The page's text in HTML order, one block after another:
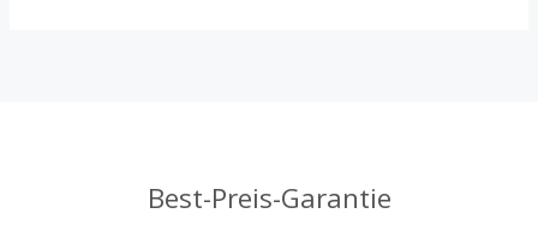
Best-Preis-Garantie